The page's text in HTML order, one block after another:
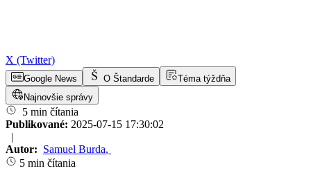
X (Twitter)
Google News O Štandarde
Téma týždňa
Najnovšie správy
5 min čítania
Publikované: 2025-07-15 17:30:02
|
Autor: Samuel Burda,
5 min čítania